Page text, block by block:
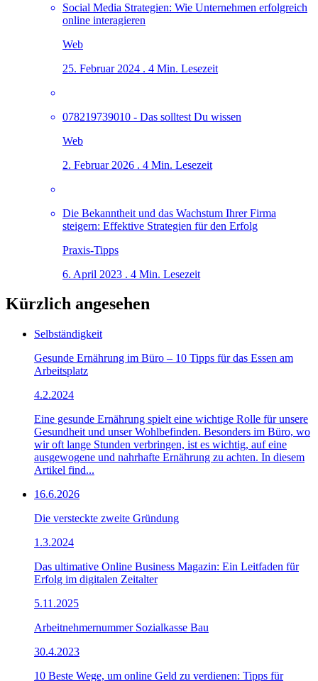
Social Media Strategien: Wie Unternehmen erfolgreich
online interagieren
Web
25. Februar 2024 . 4 Min. Lesezeit
078219739010 - Das solltest Du wissen
Web
2. Februar 2026 . 4 Min. Lesezeit
Die Bekanntheit und das Wachstum Ihrer Firma
steigern: Effektive Strategien für den Erfolg
Praxis-Tipps
6. April 2023 . 4 Min. Lesezeit
Kürzlich angesehen
Selbständigkeit
Gesunde Ernährung im Büro – 10 Tipps für das Essen am
Arbeitsplatz
4.2.2024
Eine gesunde Ernährung spielt eine wichtige Rolle für unsere
Gesundheit und unser Wohlbefinden. Besonders im Büro, wo
wir oft lange Stunden verbringen, ist es wichtig, auf eine
ausgewogene und nahrhafte Ernährung zu achten. In diesem
Artikel find...
16.6.2026
Die versteckte zweite Gründung
1.3.2024
Das ultimative Online Business Magazin: Ein Leitfaden für
Erfolg im digitalen Zeitalter
5.11.2025
Arbeitnehmernummer Sozialkasse Bau
30.4.2023
10 Beste Wege, um online Geld zu verdienen: Tipps für